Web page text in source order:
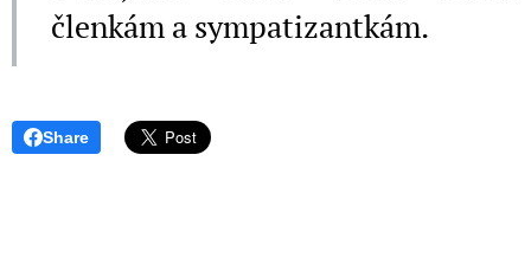
členkám a sympatizantkám.
Share